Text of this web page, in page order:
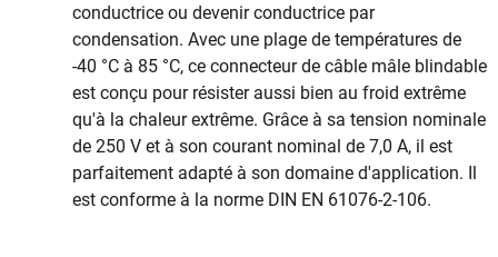
conductrice ou devenir conductrice par
condensation. Avec une plage de températures de
-40 °C à 85 °C, ce connecteur de câble mâle blindable
est conçu pour résister aussi bien au froid extrême
qu'à la chaleur extrême. Grâce à sa tension nominale
de 250 V et à son courant nominal de 7,0 A, il est
parfaitement adapté à son domaine d'application. Il
est conforme à la norme DIN EN 61076-2-106.